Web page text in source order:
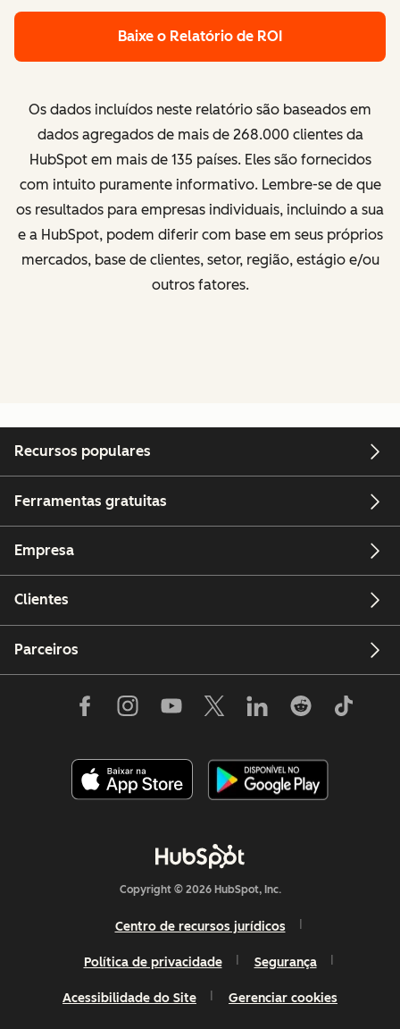
Baixe o Relatório de ROI
Os dados incluídos neste relatório são baseados em
dados agregados de mais de 268.000 clientes da
HubSpot em mais de 135 países. Eles são fornecidos
com intuito puramente informativo. Lembre-se de que
os resultados para empresas individuais, incluindo a sua
e a HubSpot, podem diferir com base em seus próprios
mercados, base de clientes, setor, região, estágio e/ou
outros fatores.
Recursos populares
Ferramentas gratuitas
Empresa
Clientes
Parceiros
Copyright © 2026 HubSpot, Inc.
Centro de recursos jurídicos
Política de privacidade Segurança
Acessibilidade do Site Gerenciar cookies